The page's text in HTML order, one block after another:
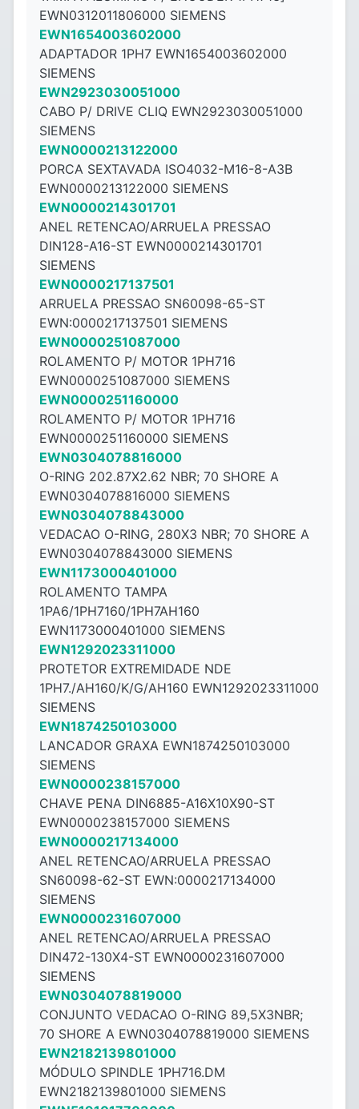
EWN0312011806000 SIEMENS
EWN1654003602000
ADAPTADOR 1PH7 EWN1654003602000
SIEMENS
EWN2923030051000
CABO P/ DRIVE CLIQ EWN2923030051000
SIEMENS
EWN0000213122000
PORCA SEXTAVADA ISO4032-M16-8-A3B
EWN0000213122000 SIEMENS
EWN0000214301701
ANEL RETENCAO/ARRUELA PRESSAO
DIN128-A16-ST EWN0000214301701
SIEMENS
EWN0000217137501
ARRUELA PRESSAO SN60098-65-ST
EWN:0000217137501 SIEMENS
EWN0000251087000
ROLAMENTO P/ MOTOR 1PH716
EWN0000251087000 SIEMENS
EWN0000251160000
ROLAMENTO P/ MOTOR 1PH716
EWN0000251160000 SIEMENS
EWN0304078816000
O-RING 202.87X2.62 NBR; 70 SHORE A
EWN0304078816000 SIEMENS
EWN0304078843000
VEDACAO O-RING, 280X3 NBR; 70 SHORE A
EWN0304078843000 SIEMENS
EWN1173000401000
ROLAMENTO TAMPA
1PA6/1PH7160/1PH7AH160
EWN1173000401000 SIEMENS
EWN1292023311000
PROTETOR EXTREMIDADE NDE
1PH7./AH160/K/G/AH160 EWN1292023311000
SIEMENS
EWN1874250103000
LANCADOR GRAXA EWN1874250103000
SIEMENS
EWN0000238157000
CHAVE PENA DIN6885-A16X10X90-ST
EWN0000238157000 SIEMENS
EWN0000217134000
ANEL RETENCAO/ARRUELA PRESSAO
SN60098-62-ST EWN:0000217134000
SIEMENS
EWN0000231607000
ANEL RETENCAO/ARRUELA PRESSAO
DIN472-130X4-ST EWN0000231607000
SIEMENS
EWN0304078819000
CONJUNTO VEDACAO O-RING 89,5X3NBR;
70 SHORE A EWN0304078819000 SIEMENS
EWN2182139801000
MÓDULO SPINDLE 1PH716.DM
EWN2182139801000 SIEMENS